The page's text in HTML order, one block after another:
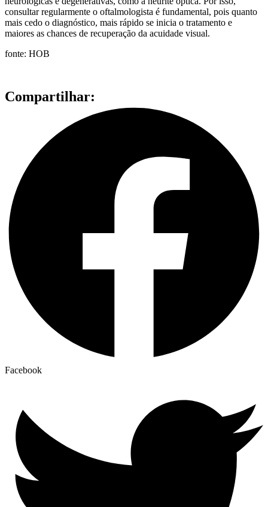
consultar regularmente o oftalmologista é fundamental, pois quanto
mais cedo o diagnóstico, mais rápido se inicia o tratamento e
maiores as chances de recuperação da acuidade visual.
fonte: HOB
Compartilhar:
Facebook